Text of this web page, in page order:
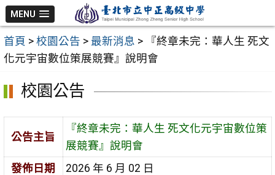
跳
至
主
要
MENU
首頁 > 校園公告 > 最新消息 >
『終章未完：華人生 死文
化元宇宙數位策展競賽』說明會
校園公告
公告主旨
『終章未完：華人生 死文化元宇宙數位策
展競賽』說明會
發佈日期
2026 年 6 月 02 日